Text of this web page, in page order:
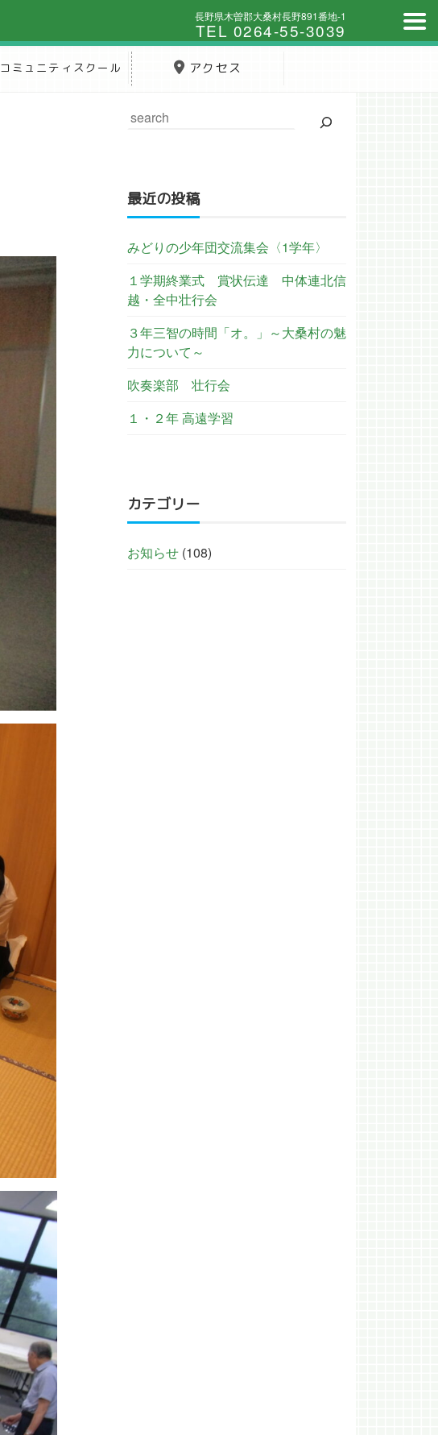
長野県木曽郡大桑村長野891番地-1
TEL 0264-55-3039
コミュニティスクール アクセス
最近の投稿
みどりの少年団交流集会〈1学年〉
１学期終業式 賞状伝達 中体連北信
越・全中壮行会
３年三智の時間「オ。」～大桑村の魅
力について～
吹奏楽部 壮行会
１・２年 高遠学習
カテゴリー
お知らせ(108)